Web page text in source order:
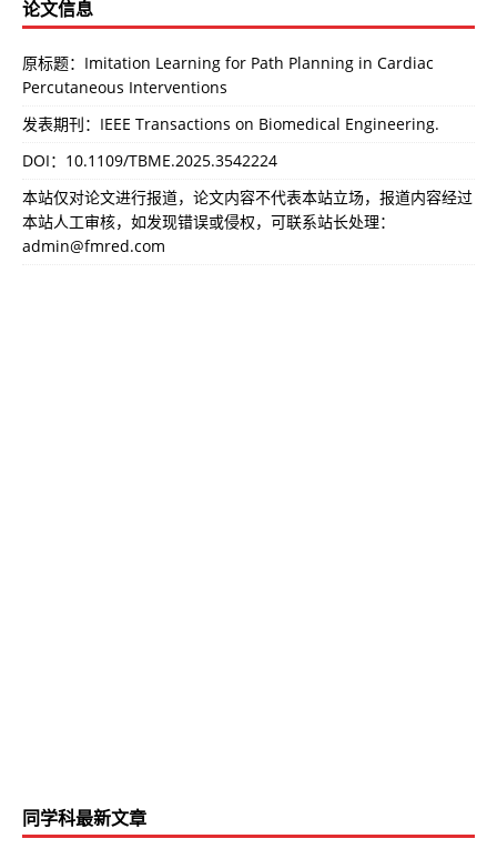
论文信息
原标题：Imitation Learning for Path Planning in Cardiac
Percutaneous Interventions
发表期刊：IEEE Transactions on Biomedical Engineering.
DOI： 10.1109/TBME.2025.3542224
本站仅对论文进行报道，论文内容不代表本站立场，报道内容经过
本站人工审核，如发现错误或侵权，可联系站长处理：
admin@fmred.com
同学科最新文章